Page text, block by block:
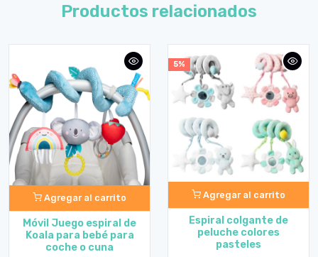
Productos relacionados
Agregar al carrito
Móvil Juego espiral de
Koala para bebé para
coche o cuna
5%
Agregar al carrito
Espiral colgante de
peluche colores
pasteles